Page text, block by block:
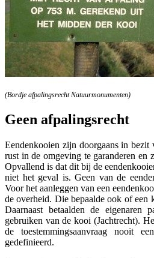
(Bordje afpalingsrecht Natuurmonumenten)
Geen afpalingsrecht
Eendenkooien zijn doorgaans in bezit
rust in de omgeving te garanderen en
Opvallend is dat dit bij de
niet het geval is. Geen van de
Voor het aanleggen van een
de overheid. Die bepaalde ook of een
Daarnaast betaalden de eigenaren
gebruiken van de kooi (Jachtrecht).
de toestemmingsaanvraag nooit
gedefinieerd.